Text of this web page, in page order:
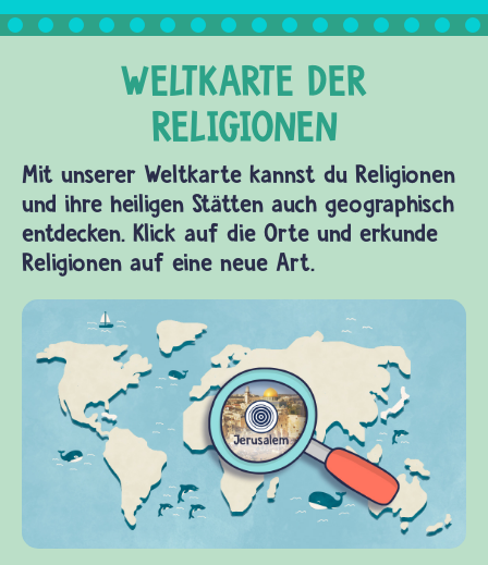
Mit unserer Weltkarte kannst du Religionen
und ihre heiligen Stätten auch geographisch
entdecken. Klick auf die Orte und erkunde
Religionen auf eine neue Art.